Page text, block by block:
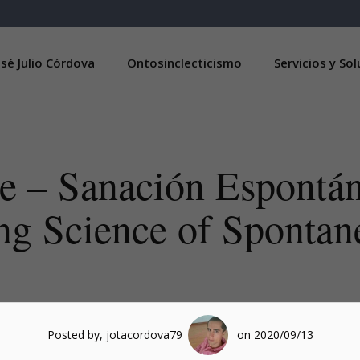
Julio Córdova Ontosinclecticismo Servicios y
– Sanación
Science of
Posted by, jotacordova79 on 2020/09/13